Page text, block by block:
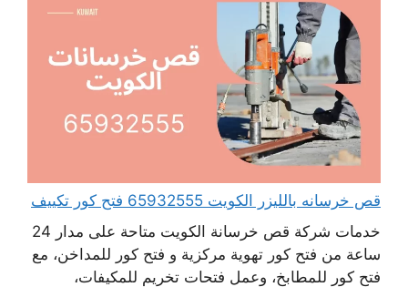
قص خرسانه بالليزر الكويت 65932555 فتح كور تكييف
خدمات شركة قص خرسانة الكويت متاحة على مدار 24
ساعة من فتح كور تهوية مركزية و فتح كور للمداخن، مع
فتح كور للمطابخ، وعمل فتحات تخريم للمكيفات،